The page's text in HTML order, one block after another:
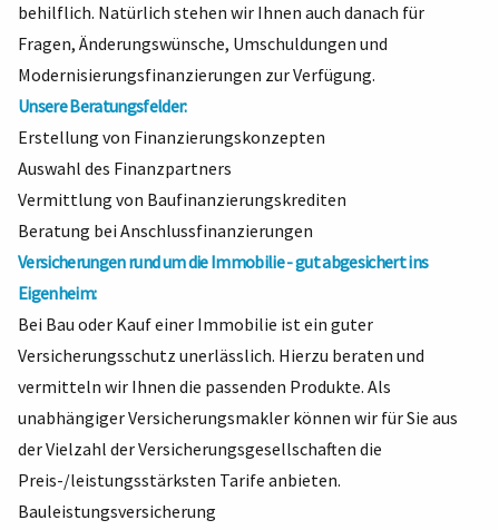
behilflich. Natürlich stehen wir Ihnen auch danach für
Fragen, Änderungswünsche, Umschuldungen und
Modernisierungsfinanzierungen zur Verfügung.
Unsere Beratungsfelder:
Erstellung von Finanzierungskonzepten
Auswahl des Finanzpartners
Vermittlung von Baufinanzierungskrediten
Beratung bei Anschlussfinanzierungen
Versicherungen rund um die Immobilie - gut abgesichert ins
Eigenheim:
Bei Bau oder Kauf einer Immobilie ist ein guter
Versicherungsschutz unerlässlich. Hierzu beraten und
vermitteln wir Ihnen die passenden Produkte. Als
unabhängiger Versicherungsmakler können wir für Sie aus
der Vielzahl der Versicherungsgesellschaften die
Preis-/leistungsstärksten Tarife anbieten.
Bauleistungsversicherung